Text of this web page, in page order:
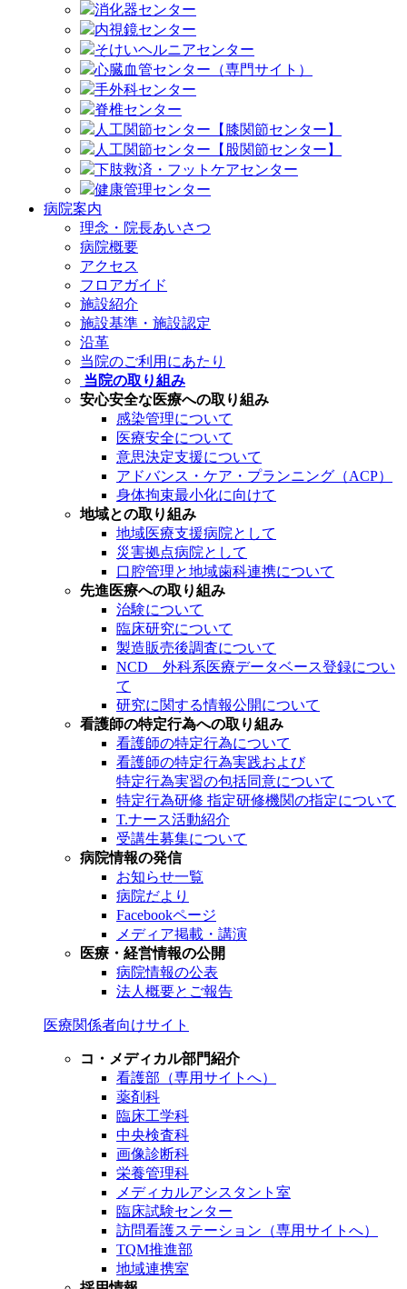
消化器センター
内視鏡センター
そけいヘルニアセンター
心臓血管センター（専門サイト）
手外科センター
脊椎センター
人工関節センター【膝関節センター】
人工関節センター【股関節センター】
下肢救済・フットケアセンター
健康管理センター
病院案内
理念・院長あいさつ
病院概要
アクセス
フロアガイド
施設紹介
施設基準・施設認定
沿革
当院のご利用にあたり
当院の取り組み
安心安全な医療への取り組み
感染管理について
医療安全について
意思決定支援について
アドバンス・ケア・プランニング（ACP）
身体拘束最小化に向けて
地域との取り組み
地域医療支援病院として
災害拠点病院として
口腔管理と地域歯科連携について
先進医療への取り組み
治験について
臨床研究について
製造販売後調査について
NCD 外科系医療データベース登録につい
て
研究に関する情報公開について
看護師の特定行為への取り組み
看護師の特定行為について
看護師の特定行為実践および
特定行為実習の包括同意について
特定行為研修 指定研修機関の指定について
T.ナース活動紹介
受講生募集について
病院情報の発信
お知らせ一覧
病院だより
Facebookページ
メディア掲載・講演
医療・経営情報の公開
病院情報の公表
法人概要とご報告
医療関係者向けサイト
コ・メディカル部門紹介
看護部（専用サイトへ）
薬剤科
臨床工学科
中央検査科
画像診断科
栄養管理科
メディカルアシスタント室
臨床試験センター
訪問看護ステーション（専用サイトへ）
TQM推進部
地域連携室